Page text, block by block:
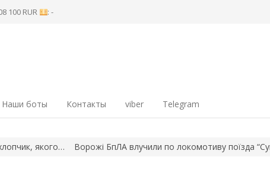
100 RUR : -
Наши боты Контакты viber Telegram
Ворожі БпЛА влучили по локомотиву поїзда “Суми – Київ”,